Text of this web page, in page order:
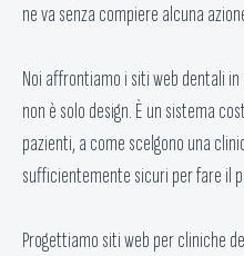
ne va senza compiere alcuna
Noi affrontiamo i siti web dentali
non è solo design. È un sistema
pazienti, a come scelgono una
sufficientemente sicuri per fare il
Progettiamo siti web per cliniche